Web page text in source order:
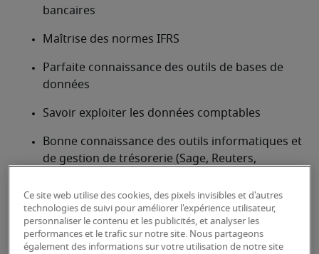
bancaires
Maîtrise des normes IFRS
Parfaite connaissance des outils de bases de
données
Savoir exploiter les données comptables
Bonne connaissance des outils informatiques et
de gestion de trésorerie (Sage, Reuters,
Connaissances en fiscalité
Être à l’aise avec les chiffres
Ce site web utilise des cookies, des pixels invisibles et d'autres
technologies de suivi pour améliorer l'expérience utilisateur,
personnaliser le contenu et les publicités, et analyser les
performances et le trafic sur notre site. Nous partageons
également des informations sur votre utilisation de notre site